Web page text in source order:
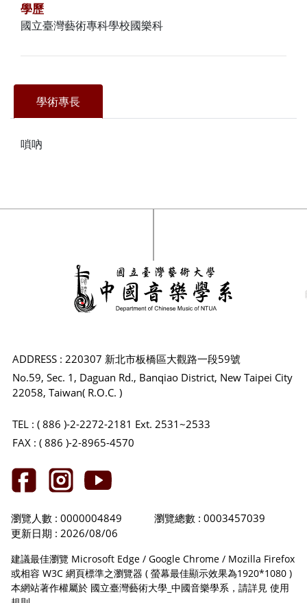
學歷
國立臺灣藝術專科學校國樂科
學術專長
嗩吶
ADDRESS : 220307 新北市板橋區大觀路一段59號
No.59, Sec. 1, Daguan Rd., Banqiao District, New Taipei City
22058, Taiwan( R.O.C. )
TEL : ( 886 )-2-2272-2181 Ext. 2531~2533
FAX : ( 886 )-2-8965-4570
瀏覽人數 : 0000004849
瀏覽總數 : 0003457039
更新日期 : 2026/08/06
建議最佳瀏覽 Microsoft Edge / Google Chrome / Mozilla Firefox
或相容 W3C 網頁標準之瀏覽器 ( 螢幕最佳顯示效果為1920*1080 )
本網站著作權屬於 國立臺灣藝術大學_中國音樂學系，請詳見 使用